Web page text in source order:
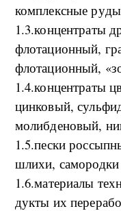
ко­м­плекс­ные
1.3.кон­цен­тра­ты
фло­та­ци­он­ный,
фло­та­ци­он­ный,
1.4.кон­цен­тра­ты
ци­н­ко­вый,
мо­ли­б­де­но­вый,
1.5.­пе­с­ки
шли­хи,
1.6.­ма­те­ри­а­лы
дук­ты их